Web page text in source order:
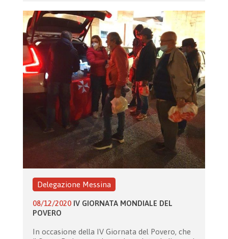
Delegazione Messina
08/12/2020 IV GIORNATA MONDIALE DEL
POVERO
In occasione della IV Giornata del Povero, che